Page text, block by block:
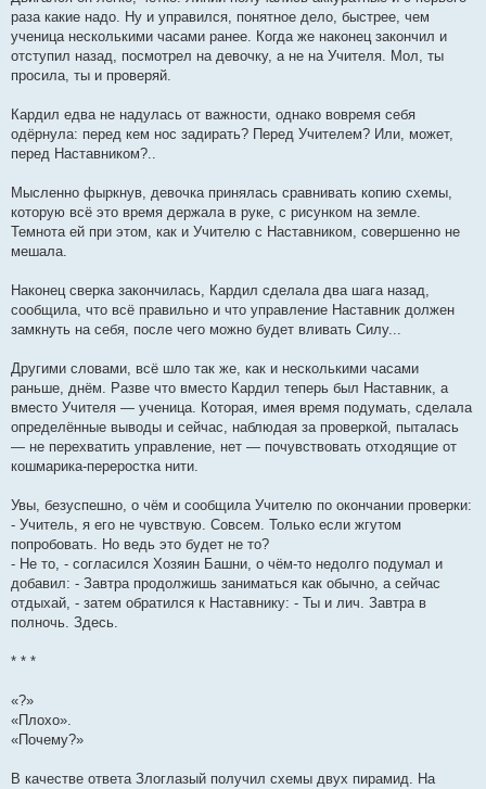
раза какие надо. Ну и управился, понятное дело, быстрее, чем
ученица несколькими часами ранее. Когда же наконец закончил и
отступил назад, посмотрел на девочку, а не на Учителя. Мол, ты
просила, ты и проверяй.
Кардил едва не надулась от важности, однако вовремя себя
одёрнула: перед кем нос задирать? Перед Учителем? Или, может,
перед Наставником?..
Мысленно фыркнув, девочка принялась сравнивать копию схемы,
которую всё это время держала в руке, с рисунком на земле.
Темнота ей при этом, как и Учителю с Наставником, совершенно не
мешала.
Наконец сверка закончилась, Кардил сделала два шага назад,
сообщила, что всё правильно и что управление Наставник должен
замкнуть на себя, после чего можно будет вливать Силу...
Другими словами, всё шло так же, как и несколькими часами
раньше, днём. Разве что вместо Кардил теперь был Наставник, а
вместо Учителя — ученица. Которая, имея время подумать, сделала
определённые выводы и сейчас, наблюдая за проверкой, пыталась
— не перехватить управление, нет — почувствовать отходящие от
кошмарика-переростка нити.
Увы, безуспешно, о чём и сообщила Учителю по окончании проверки:
- Учитель, я его не чувствую. Совсем. Только если жгутом
попробовать. Но ведь это будет не то?
- Не то, - согласился Хозяин Башни, о чём-то недолго подумал и
добавил: - Завтра продолжишь заниматься как обычно, а сейчас
отдыхай, - затем обратился к Наставнику: - Ты и лич. Завтра в
полночь. Здесь.
* * *
«?»
«Плохо».
«Почему?»
В качестве ответа Злоглазый получил схемы двух пирамид. На